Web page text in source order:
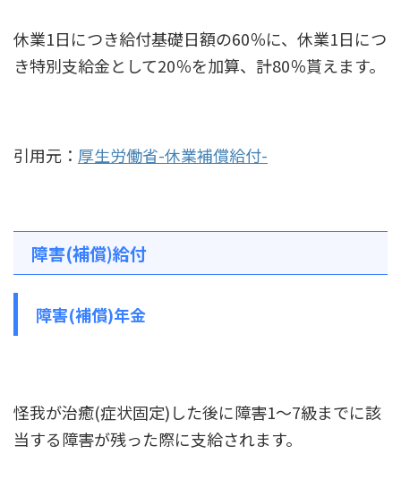
休業1日につき給付基礎日額の60％に、休業1日につ
き特別支給金として20％を加算、計80％貰えます。
引用元： 厚生労働省-休業補償給付-
障害(補償)給付
障害(補償)年金
怪我が治癒(症状固定)した後に障害1～7級までに該
当する障害が残った際に支給されます。